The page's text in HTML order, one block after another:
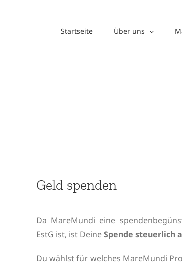
Startseite Über uns
Geld spenden
Da MareMundi eine
EstG ist, ist DeineSpende steuerlich
Du wählst für welches MareMundi